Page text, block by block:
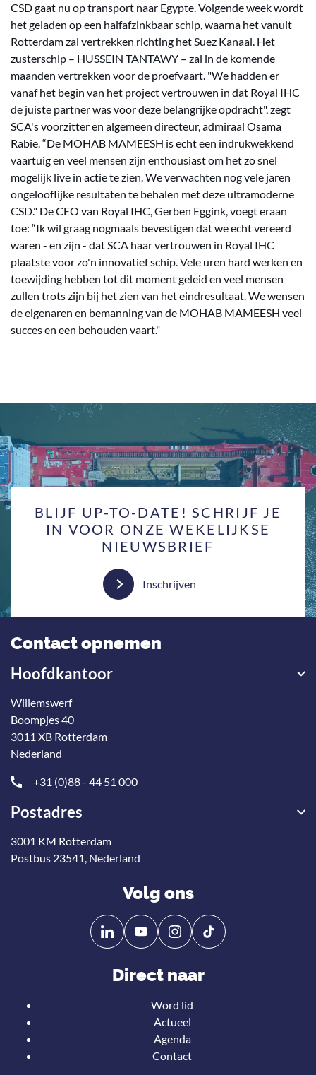
CSD gaat nu op transport naar Egypte. Volgende week wordt
het geladen op een halfafzinkbaar schip, waarna het vanuit
Rotterdam zal vertrekken richting het Suez Kanaal. Het
zusterschip – HUSSEIN TANTAWY – zal in de komende
maanden vertrekken voor de proefvaart. "We hadden er
vanaf het begin van het project vertrouwen in dat Royal IHC
de juiste partner was voor deze belangrijke opdracht", zegt
SCA's voorzitter en algemeen directeur, admiraal Osama
Rabie. “De MOHAB MAMEESH is echt een indrukwekkend
vaartuig en veel mensen zijn enthousiast om het zo snel
mogelijk live in actie te zien. We verwachten nog vele jaren
ongelooflijke resultaten te behalen met deze ultramoderne
CSD." De CEO van Royal IHC, Gerben Eggink, voegt eraan
toe: “Ik wil graag nogmaals bevestigen dat we echt vereerd
waren - en zijn - dat SCA haar vertrouwen in Royal IHC
plaatste voor zo'n innovatief schip. Vele uren hard werken en
toewijding hebben tot dit moment geleid en veel mensen
zullen trots zijn bij het zien van het eindresultaat. We wensen
de eigenaren en bemanning van de MOHAB MAMEESH veel
succes en een behouden vaart."
BLIJF UP-TO-DATE! SCHRIJF JE
IN VOOR ONZE WEKELIJKSE
NIEUWSBRIEF
Inschrijven
Contact opnemen
Hoofdkantoor
Willemswerf
Boompjes 40
3011 XB Rotterdam
Nederland
+31 (0)88 - 44 51 000
Postadres
3001 KM Rotterdam
Postbus 23541, Nederland
Volg ons
Volg
ons
Linkedin
Volg
ons
YouTube
Direct naar
Word lid
Actueel
Agenda
Contact